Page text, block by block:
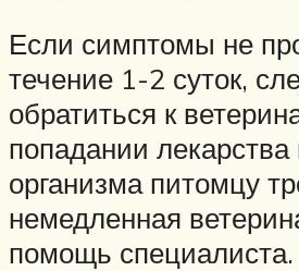
Если симптомы не
течение 1-2 суток,
обратиться к
попадании лекарства
организма питомцу
немедленная
помощь специалиста.